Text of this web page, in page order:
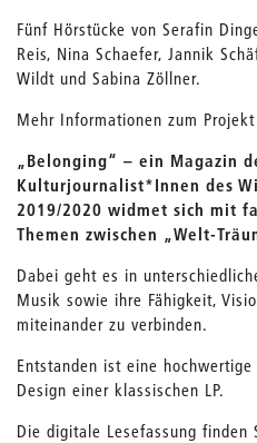
Fünf Hörstücke von Serafin
Reis, Nina Schaefer, Jannik
Wildt und Sabina Zöllner.
Mehr Informationen zum
„Belonging“ – ein Magazin
Kulturjournalist*Innen des
2019/2020 widmet sich mit
Themen zwischen „Welt-
Dabei geht es in
Musik sowie ihre Fähigkeit,
miteinander zu verbinden.
Entstanden ist eine
Design einer klassischen LP.
Die digitale Lesefassung finden